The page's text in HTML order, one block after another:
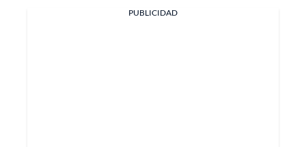
PUBLICIDAD